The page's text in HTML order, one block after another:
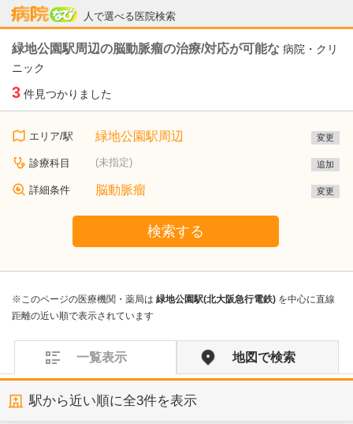
人で選べる医院検索
病院なび
緑地公園駅周辺の脳動脈瘤の治療/対応が可能な 病院・クリ
ニック
3 件見つかりました
エリア/駅 緑地公園駅周辺 変更
診療科目 (未指定) 追加
詳細条件 脳動脈瘤 変更
検索する
※このページの医療機関・薬局は 緑地公園駅(北大阪急行電鉄) を中心に直線
距離の近い順で表示されています
一覧表示 地図で検索
駅から近い順に全3件を表示